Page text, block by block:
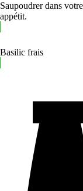
Saupoudrer dans
appétit.
Basilic frais